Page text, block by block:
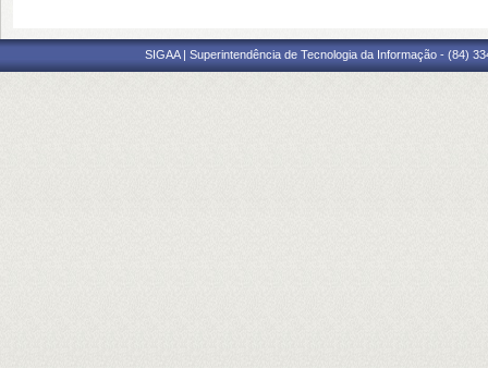
SIGAA | Superintendência de Tecnologia da Informação - (84)